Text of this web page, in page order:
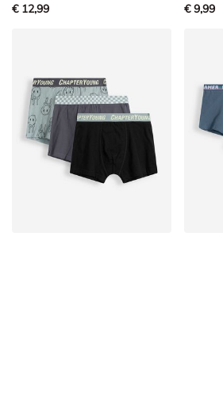
€ 12,99
€ 9,99